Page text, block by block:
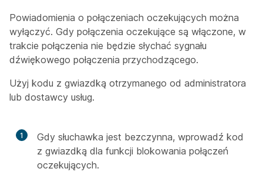
Powiadomienia o połączeniach oczekujących można
wyłączyć. Gdy połączenia oczekujące są włączone, w
trakcie połączenia nie będzie słychać sygnału
dźwiękowego połączenia przychodzącego.
Użyj kodu z gwiazdką otrzymanego od administratora
lub dostawcy usług.
1
Gdy słuchawka jest bezczynna, wprowadź kod
z gwiazdką dla funkcji blokowania połączeń
oczekujących.